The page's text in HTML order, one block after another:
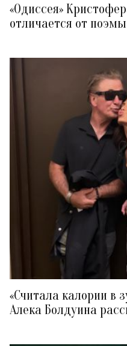
«Одиссея»
отличается от
«Считала калории в
Алека Болдуина